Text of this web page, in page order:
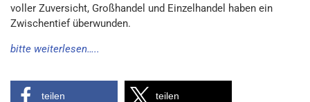
voller Zuversicht, Großhandel und Einzelhandel haben ein
Zwischentief überwunden.
bitte weiterlesen…..
teilen teilen